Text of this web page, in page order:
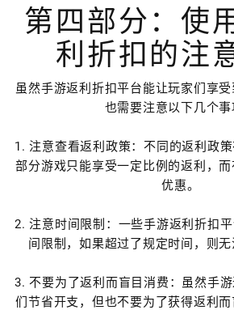
第四部分：使
利折扣的注
虽然手游返利折扣平台能让玩家们享
也需要注意以下几个事
1. 注意查看返利政策：不同的返利政
部分游戏只能享受一定比例的返利，而
优惠。
2. 注意时间限制：一些手游返利折扣
间限制，如果超过了规定时间，则无
3. 不要为了返利而盲目消费：虽然手
们节省开支，但也不要为了获得返利